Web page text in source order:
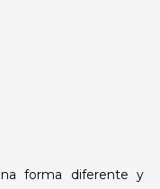
forma diferente y